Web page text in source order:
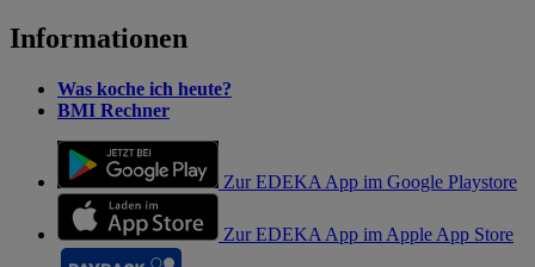
Informationen
Was koche ich heute?
BMI Rechner
Zur EDEKA App im Google Playstore
Zur EDEKA App im Apple App Store